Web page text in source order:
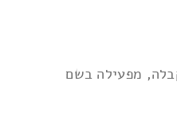
על זו שבקבלה, מפעילה בשם